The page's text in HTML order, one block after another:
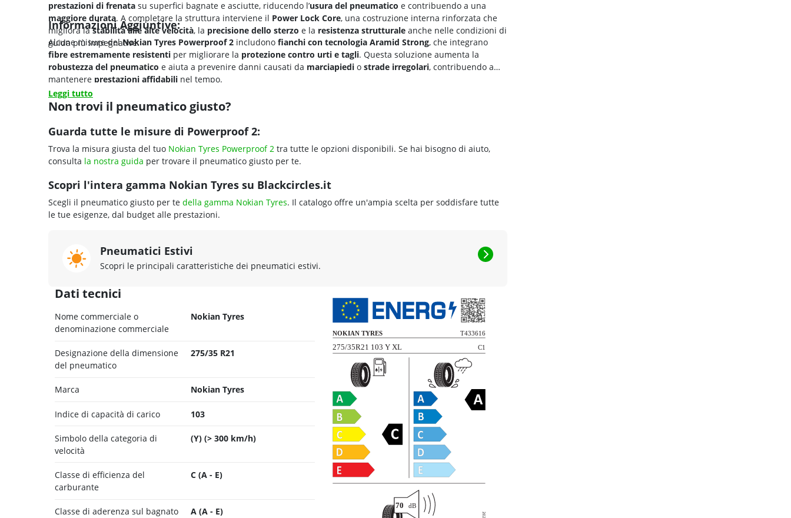
prestazioni di frenata su superfici bagnate e asciutte, riducendo l’usura del pneumatico e contribuendo a una
maggiore durata. A completare la struttura interviene il Power Lock Core, una costruzione interna rinforzata che
migliora lastabilità alle alte velocità, la precisione dello sterzo e la resistenza strutturale anche nelle condizioni di
guida più impegnative.
Informazioni Aggiuntive:
Alcune misure delNokian Tyres Powerproof 2 includono fianchi con tecnologia Aramid Strong, che integrano
fibre estremamente resistenti per migliorare la protezione contro urti e tagli. Questa soluzione aumenta la
robustezza del pneumatico e aiuta a prevenire danni causati da marciapiedi o strade irregolari, contribuendo a
mantenere prestazioni affidabili nel tempo.
Leggi tutto
Non trovi il pneumatico giusto?
Guarda tutte le misure di Powerproof 2:
Trova la misura giusta del tuo Nokian Tyres Powerproof 2 tra tutte le opzioni disponibili. Se hai bisogno di aiuto,
consulta la nostra guida per trovare il pneumatico giusto per te.
Scopri l'intera gamma Nokian Tyres su Blackcircles.it
Scegli il pneumatico giusto per te della gamma Nokian Tyres. Il catalogo offre un'ampia scelta per soddisfare tutte
le tue esigenze, dal budget alle prestazioni.
Pneumatici Estivi
Scopri le principali caratteristiche dei pneumatici estivi.
Dati tecnici
Nome commerciale o
denominazione commerciale
Nokian Tyres
Designazione della dimensione
del pneumatico
275/35 R21
Marca Nokian Tyres
Indice di capacità di carico 103
Simbolo della categoria di
velocità
(Y) (> 300 km/h)
Classe di efficienza del
carburante
C (A - E)
Classe di aderenza sul bagnato A (A - E)